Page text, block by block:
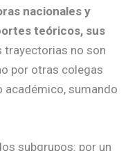
nacionales y
teóricos, sus
trayectorias no son
por otras colegas
académico, sumando
subgrupos: por un